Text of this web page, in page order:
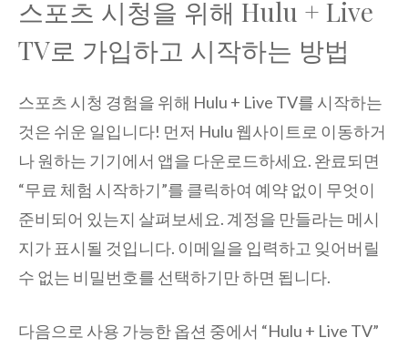
스포츠 시청을 위해 Hulu + Live
TV로 가입하고 시작하는 방법
스포츠 시청 경험을 위해 Hulu + Live TV를 시작하는
것은 쉬운 일입니다! 먼저 Hulu 웹사이트로 이동하거
나 원하는 기기에서 앱을 다운로드하세요. 완료되면
“무료 체험 시작하기”를 클릭하여 예약 없이 무엇이
준비되어 있는지 살펴보세요. 계정을 만들라는 메시
지가 표시될 것입니다. 이메일을 입력하고 잊어버릴
수 없는 비밀번호를 선택하기만 하면 됩니다.
다음으로 사용 가능한 옵션 중에서 “Hulu + Live TV”